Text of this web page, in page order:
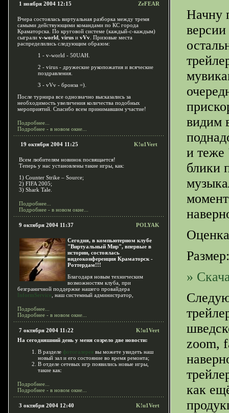
1 ноября 2004 12:15 ZeFEAR
Вчера состоялась виртуальная разборка между тремя
самыми действующими командами по КС города
Краматорска. По круговой системе (каждый-с-каждым)
сыграли v-world virus и vVv . Призовые места
распределились следующим образом:
1 - v-world - 50UAH.
2 - virus - дружеские рукопожатия и всяческие
поздравления.
3 - vVv - бронза =).
После турнира все однозначно высказались за
необходимость увеличения количества подобных
мероприятий. Спасибо всем принимавшим участие!
Подробнее...
Подробнее - в новом окне...
19 октября 2004 11:25 K!u1Vert
Всем любителям новинок посвящается!
Теперь у нас установлены такие игры, как:
1) Counter Strike – Source;
2) FIFA 2005;
3) Shark Tale.
Подробнее...
Подробнее - в новом окне...
9 октября 2004 11:37 POLYAK
Cегодня, в компьютерном клубе
"Виртуальный Мир", впервые в
истории, состоялась
видеоконференция Краматорск -
Роттердам!!!
Благодаря новым техническим
возможностям клуба, при
безграничной поддержке нашего провайдера
InformService , наш системный администратор,
Подробнее...
Подробнее - в новом окне...
7 октября 2004 11:22
K!u1Vert
На сегодняшний день у меня созрело две новости:
В разделе фотогалерея вы можете увидеть наш
новый зал и его состояние во время ремонта;
В отделе сетевых игр появились новые игры,
такие как:
Подробнее...
Подробнее - в новом окне...
3 октября 2004 12:40 K!u1Vert
Начну
видим
и теже
блики
»
zoom,
как